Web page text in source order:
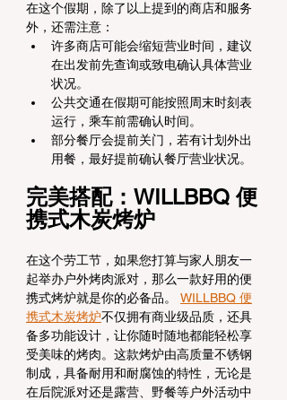
在这个假期，除了以上提到的商店和服务
外，还需注意：
许多商店可能会缩短营业时间，建议
在出发前先查询或致电确认具体营业
状况。
公共交通在假期可能按照周末时刻表
运行，乘车前需确认时间。
部分餐厅会提前关门，若有计划外出
用餐，最好提前确认餐厅营业状况。
完美搭配：WILLBBQ 便
携式木炭烤炉
在这个劳工节，如果您打算与家人朋友一
起举办户外烤肉派对，那么一款好用的便
携式烤炉就是你的必备品。 WILLBBQ 便
携式木炭烤炉不仅拥有商业级品质，还具
备多功能设计，让你随时随地都能轻松享
受美味的烤肉。这款烤炉由高质量不锈钢
制成，具备耐用和耐腐蚀的特性，无论是
在后院派对还是露营、野餐等户外活动中